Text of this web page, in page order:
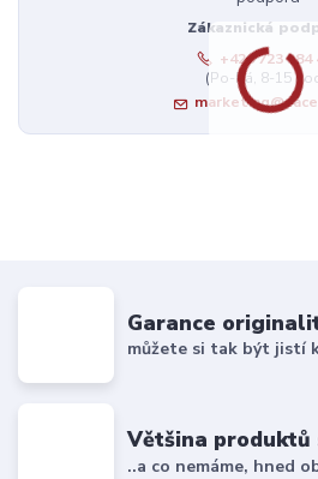
Zákaznická
+420 723 384
(Po-Pá, 8-15
Garance
můžete si tak být jistí
Většina produktů
..a co nemáme, hned